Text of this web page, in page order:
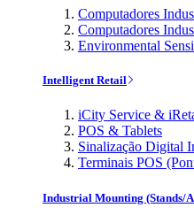
Computadores
Computadores
Environmental
Intelligent Retail
iCity Service &
POS & Tablets
Sinalização Digital
Terminais POS
Industrial Mounting (Stands/